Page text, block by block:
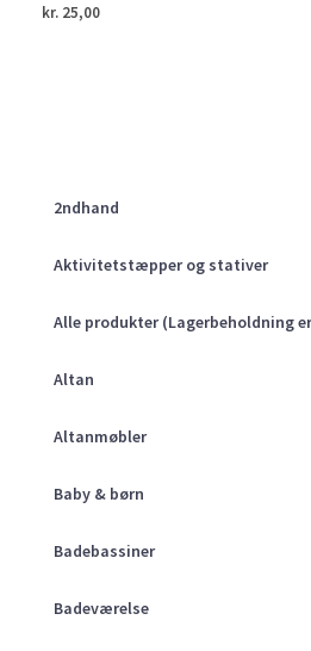
2ndhand
Aktivitetstæpper og stativer
Alle produkter (Lagerbeholdning
Altan
Altanmøbler
Baby & børn
Badebassiner
Badeværelse
kr. 25,00